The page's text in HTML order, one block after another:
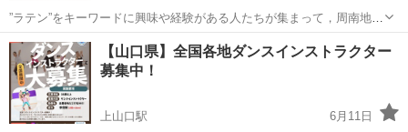
”ラテン”をキーワードに興味や経験がある人たちが集まって，周南地域
を元気にしていこうという目的で設立した市民活動グループです。 サ
ルサダンスを始め，ラテン音楽，スペイン語，メキシコ料理，異文化
理解，日系社会の歴史など，幅広...
山口 周南市 徳山駅 サルサダンス サルサ
【山口県】全国各地ダンスインストラクター
募集中！
上山口駅 6月11日